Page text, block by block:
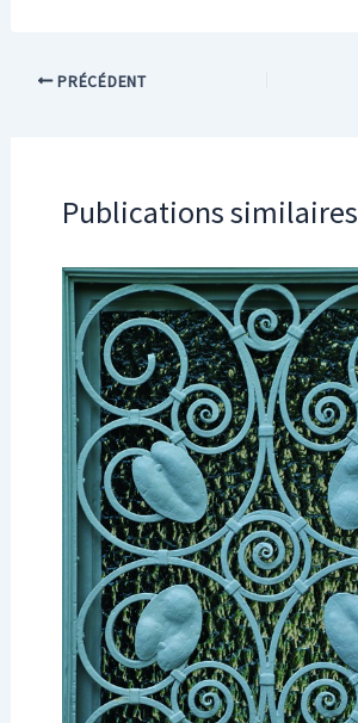
PRÉCÉDENT
Publications similaires